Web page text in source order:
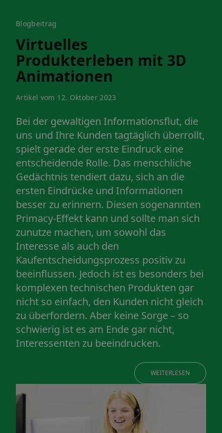
Blogbeitrag
Virtuelles
Produkterleben mit 3D
Animationen
Artikel vom 12. Oktober 2023
Bei der gewaltigen Informationsflut, die
uns und Ihre Kunden tagtäglich überrollt,
spielt gerade der erste Eindruck eine
entscheidende Rolle. Das menschliche
Gedächtnis tendiert dazu, sich an die
ersten Eindrücke und Informationen
besser zu erinnern. Diesen sogenannten
Primacy-Effekt kann und sollte man sich
zunutze machen, um sowohl das
Interesse als auch den
Kaufentscheidungsprozess positiv zu
beeinflussen. Jedoch ist es besonders bei
komplexen technischen Produkten gar
nicht so einfach, den Kunden nicht gleich
zu überfordern. Aber keine Sorge – so
schwierig ist es am Ende gar nicht,
Interessenten zu beeindrucken.
WEITERLESEN